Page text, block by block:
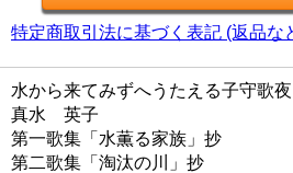
特定商取引法に基づく表記 (返品な
水から来てみずへうたえる子守歌
真水 英子
第一歌集「水薫る家族」抄
第二歌集「淘汰の川」抄